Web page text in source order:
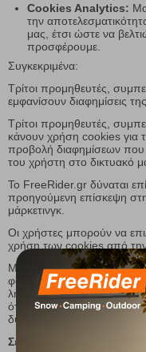
Cookies Analytics:
την
μας, έτσι ώστε να
προσφέρουμε.
Συγκεκριμένα:
Τρίτοι προμηθευτές,
εμφανίσουν διαφημίσεις
Τρίτοι προμηθευτές,
κάνουν χρήση cookies για
προβολή διαφημίσεων που
του χρήστη στο δικτυακό
To FreeRider.gr δύναται
προηγούμενη επίσκεψη
μάρκετινγκ.
Οι χρήστες μπορούν να
χρήση των cookies από
Μπορείτε να ρυθμίσετε
φορά πριν γίνει η λήψη
λήψη του ή την απόρριψή
ότι ενδέχεται να μην είστε
δυνατότητες του.
Σε ότι αφορά τα cookies